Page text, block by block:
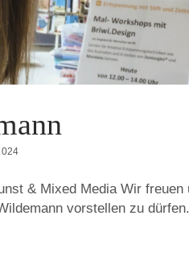
& Mixed Media Wir freuen
vorstellen zu